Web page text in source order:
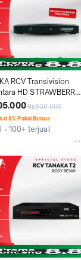
RCV Transivision
HD STRAWBERRY
World Cup Receiver
Box Type T2 STB
TV Digital
Rp530.000
8% Pakai Bonus
100+ terjual